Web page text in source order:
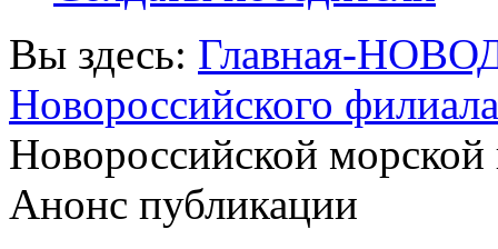
Вы здесь: Главная-
Новороссийского
Новороссийской
Анонс публикации